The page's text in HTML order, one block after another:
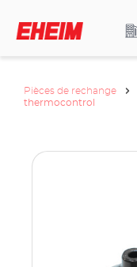
Pièces de rechange
thermocontrol